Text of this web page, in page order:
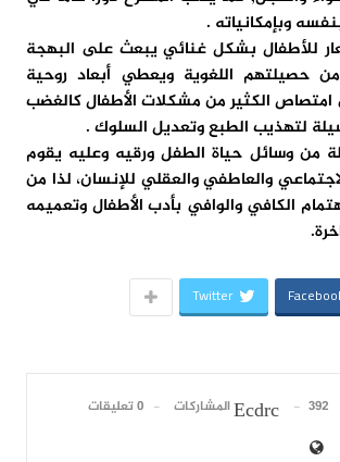
وبإمكانياته .
للأطفال بشكل غنائي يبعث على البهجة
حصيلتهم اللغوية ويعطي أبعاد روحية
الكثير من مشكلات الأطفال كالغضب
لتهذيب الطبع وتعديل السلوك .
من وسائل حياة الطفل ورقيه وعليه يقوم
والعاطفي والعقلي للإنسان، لذا من
الكافي والوافي بأدب الأطفال وتعميمه
Twitter
Ecdrc 392 المشاركات 0 تعليقات